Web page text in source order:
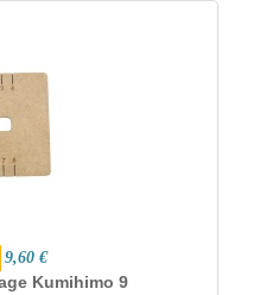
9,60 €
Kumihimo 9